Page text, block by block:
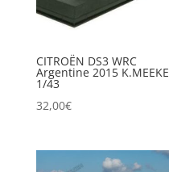
CITROËN DS3 WRC
Argentine 2015 K.MEEKE
1/43
32,00€